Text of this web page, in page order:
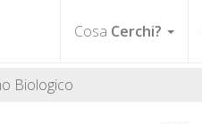
Cosa Cerchi?
Biologico